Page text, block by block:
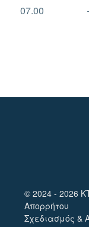
07.00
© 2024 - 2026
Απορρήτου
Σχεδιασμός &